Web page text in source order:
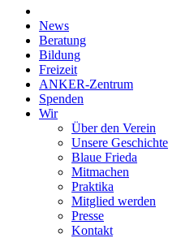
News
Beratung
Bildung
Freizeit
ANKER-Zentrum
Spenden
Wir
Über den Verein
Unsere Geschichte
Blaue Frieda
Mitmachen
Praktika
Mitglied werden
Presse
Kontakt